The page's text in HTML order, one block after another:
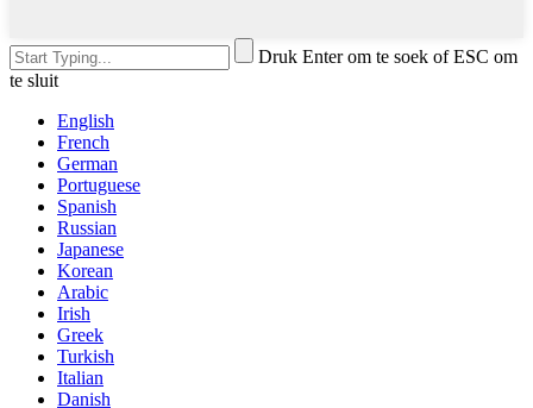
Druk Enter om te soek of ESC om
te sluit
English
French
German
Portuguese
Spanish
Russian
Japanese
Korean
Arabic
Irish
Greek
Turkish
Italian
Danish